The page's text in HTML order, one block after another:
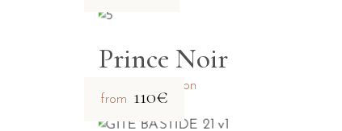
Prince Noir
1-2 person
from 110€